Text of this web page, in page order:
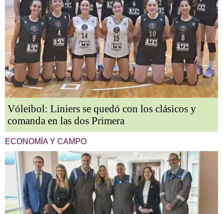
Vóleibol: Liniers se quedó con los clásicos y
comanda en las dos Primera
ECONOMÍA Y CAMPO